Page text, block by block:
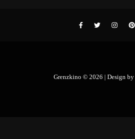
Grenzkino © 2026 | Design by